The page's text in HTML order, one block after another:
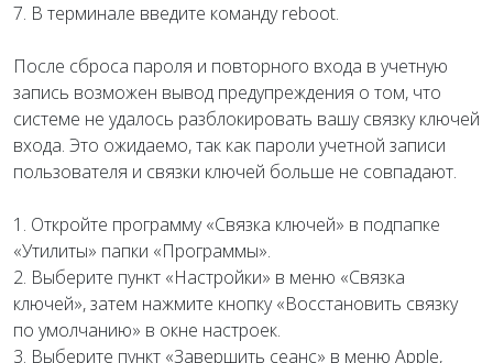
7. В терминале введите команду reboot.
После сброса пароля и повторного входа в учетную
запись возможен вывод предупреждения о том, что
системе не удалось разблокировать вашу связку ключей
входа. Это ожидаемо, так как пароли учетной записи
пользователя и связки ключей больше не совпадают.
1. Откройте программу «Связка ключей» в подпапке
«Утилиты» папки «Программы».
2. Выберите пункт «Настройки» в меню «Связка
ключей», затем нажмите кнопку «Восстановить связку
по умолчанию» в окне настроек.
3. Выберите пункт «Завершить сеанс» в меню Apple,